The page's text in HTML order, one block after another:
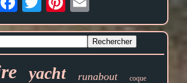
yacht runabout coque